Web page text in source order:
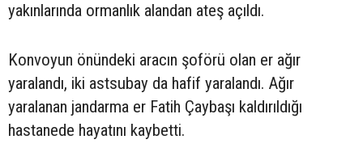
yakınlarında ormanlık alandan ateş açıldı.
Konvoyun önündeki aracın şoförü olan er ağır
yaralandı, iki astsubay da hafif yaralandı. Ağır
yaralanan jandarma er Fatih Çaybaşı kaldırıldığı
hastanede hayatını kaybetti.